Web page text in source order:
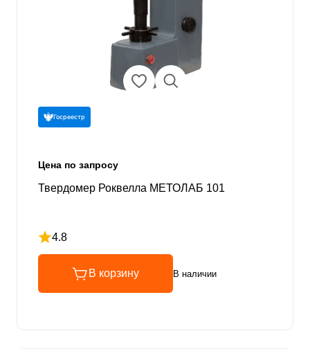
Госреестр
Цена по запросу
Твердомер Роквелла МЕТОЛАБ 101
4.8
Рейтинг 4.8 из 5
В корзину В наличии